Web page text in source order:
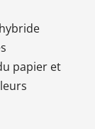
papier et